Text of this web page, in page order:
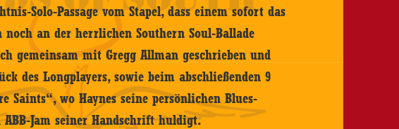
Solo-Passage vom Stapel, dass einem sofort das
an der herrlichen Southern Soul-Ballade
gemeinsam mit Gregg Allman geschrieben und
des Longplayers, sowie beim abschließenden 9
wo Haynes seine persönlichen Blues-
Jam seiner Handschrift huldigt.